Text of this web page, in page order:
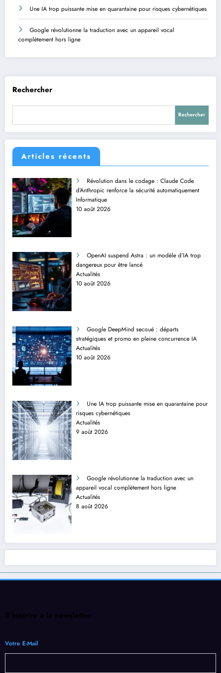
Une IA trop puissante mise en quarantaine pour risques cybernétiques
Google révolutionne la traduction avec un appareil vocal
complètement hors ligne
Rechercher
Rechercher
Articles récents
Révolution dans le codage : Claude Code
d’Anthropic renforce la sécurité automatiquement
Informatique
10 août 2026
OpenAI suspend Astra : un modèle d’IA trop
dangereux pour être lancé
Actualités
10 août 2026
Google DeepMind secoué : départs
stratégiques et promo en pleine concurrence IA
Actualités
10 août 2026
Une IA trop puissante mise en quarantaine pour
risques cybernétiques
Actualités
9 août 2026
Google révolutionne la traduction avec un
appareil vocal complètement hors ligne
Actualités
8 août 2026
S'inscrire à la newsletter
Votre E-Mail